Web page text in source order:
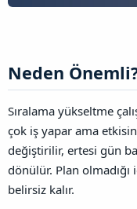
Neden
Sıralama yükseltme
çok iş yapar ama
değiştirilir, ertesi gün
dönülür. Plan olmadığı
belirsiz kalır.